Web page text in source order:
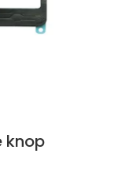
knop